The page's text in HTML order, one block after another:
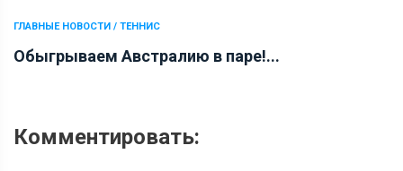
ГЛАВНЫЕ НОВОСТИ / ТЕННИС
Обыгрываем Австралию в паре!...
Комментировать: